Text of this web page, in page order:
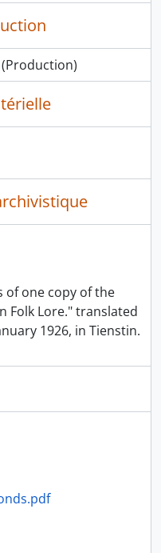
(Production)
of one copy of the
Folk Lore." translated
1926, in Tienstin.